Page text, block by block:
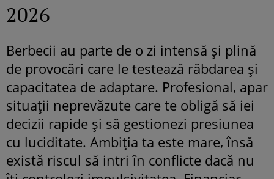
2026
Berbecii au parte de o zi intensă și plină
de provocări care le testează răbdarea și
capacitatea de adaptare. Profesional, apar
situații neprevăzute care te obligă să iei
decizii rapide și să gestionezi presiunea
cu luciditate. Ambiția ta este mare, însă
există riscul să intri în conflicte dacă nu